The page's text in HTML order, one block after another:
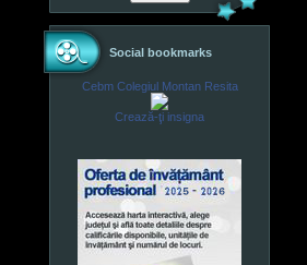
Social bookmarks
Cebm Colegiul Montan Resita
Crează-ţi insigna